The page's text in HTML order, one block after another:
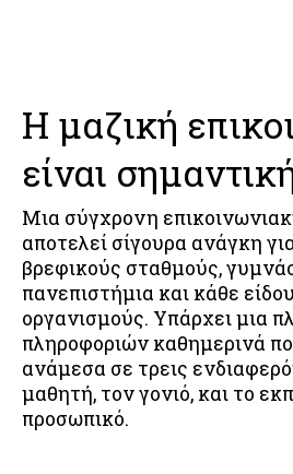
Η μαζική
είναι
Μια σύγχρονη
αποτελεί σίγουρα ανάγκη
βρεφικούς σταθμούς,
πανεπιστήμια και κάθε
οργανισμούς. Υπάρχει μια
πληροφοριών καθημερινά
ανάμεσα σε τρεις
μαθητή, τον γονιό, και το
προσωπικό.